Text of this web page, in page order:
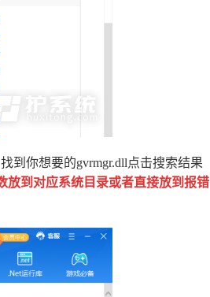
到你想要的gvrmgr.dll点击搜索结果
放到对应系统目录或者直接放到报错